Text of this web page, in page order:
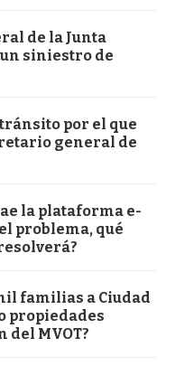
de la Junta
siniestro de
por el que
general de
la plataforma e-
problema, qué
familias a Ciudad
propiedades
del MVOT?